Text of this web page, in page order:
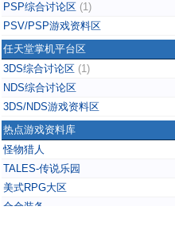
PSP综合讨论区 (1)
PSV/PSP游戏资料区
任天堂掌机平台区
3DS综合讨论区 (1)
NDS综合讨论区
3DS/NDS游戏资料区
热点游戏资料库
怪物猎人
TALES-传说乐园
美式RPG大区
合金装备